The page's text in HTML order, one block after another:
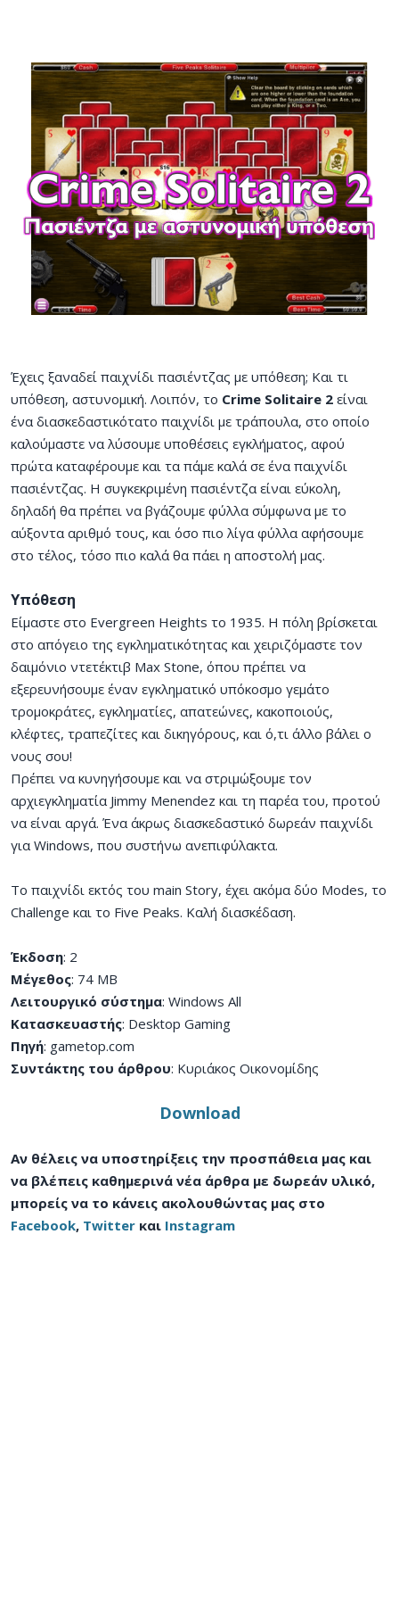
Έχεις ξαναδεί παιχνίδι πασιέντζας με υπόθεση; Και τι
υπόθεση, αστυνομική. Λοιπόν, το Crime Solitaire 2 είναι
ένα διασκεδαστικότατο παιχνίδι με τράπουλα, στο οποίο
καλούμαστε να λύσουμε υποθέσεις εγκλήματος, αφού
πρώτα καταφέρουμε και τα πάμε καλά σε ένα παιχνίδι
πασιέντζας. Η συγκεκριμένη πασιέντζα είναι εύκολη,
δηλαδή θα πρέπει να βγάζουμε φύλλα σύμφωνα με το
αύξοντα αριθμό τους, και όσο πιο λίγα φύλλα αφήσουμε
στο τέλος, τόσο πιο καλά θα πάει η αποστολή μας.
Υπόθεση
Είμαστε στο Evergreen Heights το 1935. Η πόλη βρίσκεται
στο απόγειο της εγκληματικότητας και χειριζόμαστε τον
δαιμόνιο ντετέκτιβ Max Stone, όπου πρέπει να
εξερευνήσουμε έναν εγκληματικό υπόκοσμο γεμάτο
τρομοκράτες, εγκληματίες, απατεώνες, κακοποιούς,
κλέφτες, τραπεζίτες και δικηγόρους, και ό,τι άλλο βάλει ο
νους σου!
Πρέπει να κυνηγήσουμε και να στριμώξουμε τον
αρχιεγκληματία Jimmy Menendez και τη παρέα του, προτού
να είναι αργά. Ένα άκρως διασκεδαστικό δωρεάν παιχνίδι
για Windows, που συστήνω ανεπιφύλακτα.
Το παιχνίδι εκτός του main Story, έχει ακόμα δύο Modes, το
Challenge και το Five Peaks. Καλή διασκέδαση.
Έκδοση: 2
Μέγεθος: 74 MB
Λειτουργικό σύστημα: Windows All
Κατασκευαστής: Desktop Gaming
Πηγή: gametop.com
Συντάκτης του άρθρου: Κυριάκος Οικονομίδης
Download
Αν θέλεις να υποστηρίξεις την προσπάθεια μας και
να βλέπεις καθημερινά νέα άρθρα με δωρεάν υλικό,
μπορείς να το κάνεις ακολουθώντας μας στο
Facebook, Twitter και Instagram